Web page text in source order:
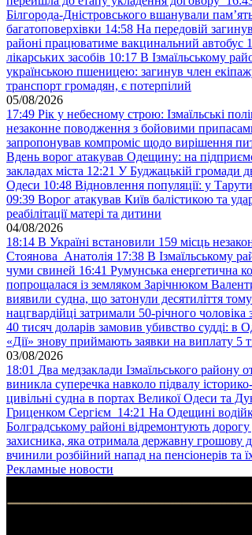
Білгорода-Дністровського вшанували
багатоповерхівки 14:58 На передовій
районі працюватиме вакцинальний автобус
лікарських засобів 10:17 В Ізмаїльському
українською пшеницею: загинув член
транспорт громадян, є потерпілий
05/08/2026
17:49 Рік у небесному строю: Ізмаїльські
незаконне поводження з бойовими
запропонував компроміс щодо вирішення
Вдень ворог атакував Одещину: на
закладах міста 12:21 У Буджацькій громади
Одеси 10:48 Відновлення популяції: у
09:39 Ворог атакував Київ балістикою та
реабілітації матері та дитини
04/08/2026
18:14 В Україні встановили 159 місць
Стоянова Анатолія 17:38 В Ізмаїльському
чуми свиней 16:41 Румунська енергетична
попрощалася із земляком Зарічнюком
виявили судна, що затонули десятиліття тому
нацгвардійці затримали 50-річного чоловіка
40 тисяч доларів замовив убивство судді: в
«Дії» знову приймають заявки на виплату 5
03/08/2026
18:01 Два медзаклади Ізмаїльського
виникла суперечка навколо підвалу
цивільні судна в портах Великої Одеси та
Гриценком Сергієм 14:21 На Одещині
Болградському районі відремонтують
захисника, яка отримала державну грошову
вчинили розбійний напад на пенсіонерів та
Рекламные новости